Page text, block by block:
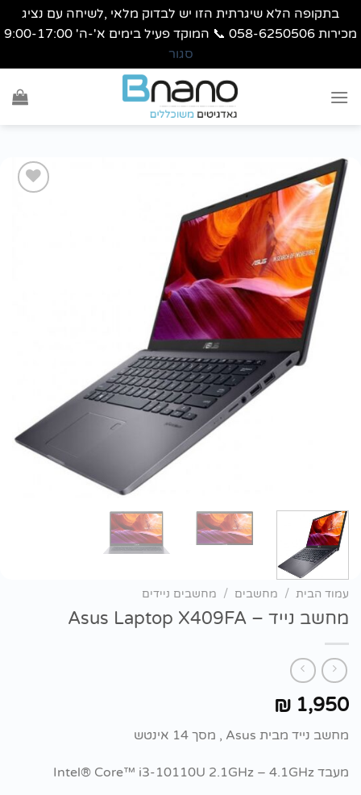
בתקופה הלא שיגרתית הזו יש לבדוק מלאי ,לשיחה עם נציג
מכירות 058-6250506 📞 המוקד פעיל בימים א'-ה' 9:00-17:00
סגור
עמוד הבית / מחשבים / מחשבים ניידים
מחשב נייד – Asus Laptop X409FA
₪ 1,950
מחשב נייד מבית Asus , מסך 14 אינטש
מעבד Intel® Core™ i3-10110U 2.1GHz – 4.1GHz